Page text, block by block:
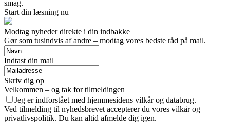
smag.
Start din læsning nu
Modtag nyheder direkte i din indbakke
Gør som tusindvis af andre – modtag vores bedste råd på mail.
Indtast din mail
Skriv dig op
Velkommen – og tak for tilmeldingen
Jeg er indforstået med hjemmesidens vilkår og databrug.
Ved tilmelding til nyhedsbrevet accepterer du vores vilkår og
privatlivspolitik. Du kan altid afmelde dig igen.